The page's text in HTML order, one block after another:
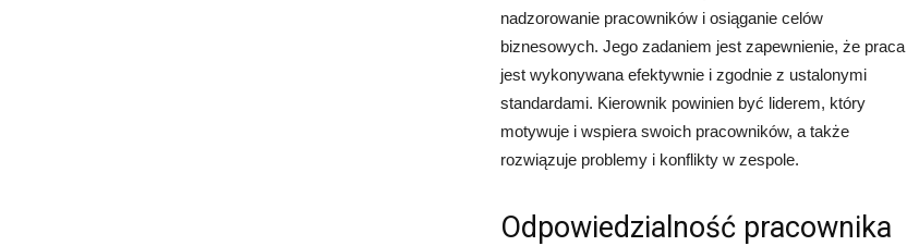
nadzorowanie pracowników i osiąganie celów
biznesowych. Jego zadaniem jest zapewnienie, że praca
jest wykonywana efektywnie i zgodnie z ustalonymi
standardami. Kierownik powinien być liderem, który
motywuje i wspiera swoich pracowników, a także
rozwiązuje problemy i konflikty w zespole.
Odpowiedzialność pracownika